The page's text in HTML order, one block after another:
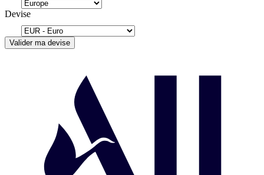
Devise
Valider ma devise